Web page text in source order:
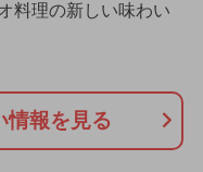
料理の新しい味わい
情報を見る